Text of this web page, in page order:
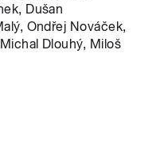
Dušan
Ondřej Nováček,
Dlouhý, Miloš